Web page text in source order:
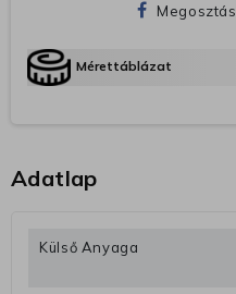
Megosztás
Mérettáblázat
Adatlap
Külső Anyaga